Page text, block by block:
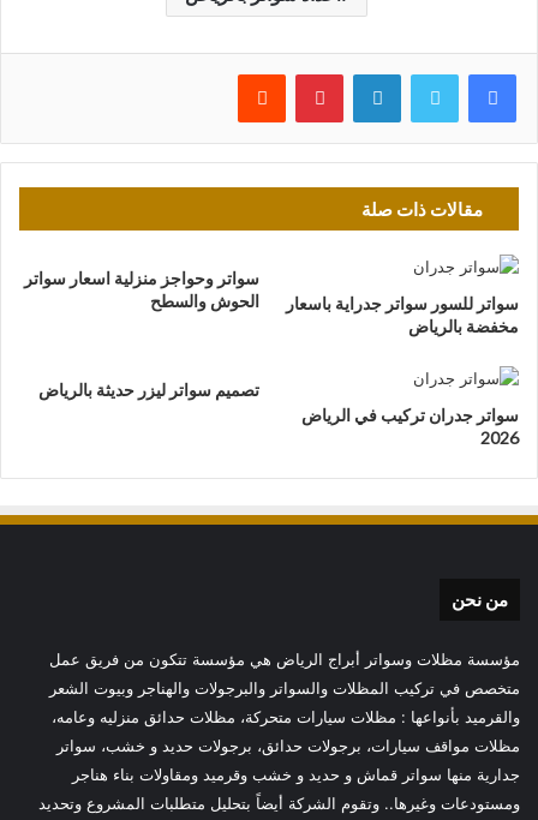
فيسبوك تويتر لينكدإن بينتيريست
مقالات ذات صلة
سواتر وحواجز منزلية اسعار سواتر
الحوش والسطح
سواتر للسور سواتر جدراية باسعار
مخفضة بالرياض
تصميم سواتر ليزر حديثة بالرياض
سواتر جدران تركيب في الرياض
2026
من نحن
مؤسسة مظلات وسواتر أبراج الرياض هي مؤسسة تتكون من فريق عمل
متخصص في تركيب المظلات والسواتر والبرجولات والهناجر وبيوت الشعر
والقرميد بأنواعها : مظلات سيارات متحركة، مظلات حدائق منزليه وعامه،
مظلات مواقف سيارات، برجولات حدائق، برجولات حديد و خشب، سواتر
جدارية منها سواتر قماش و حديد و خشب وقرميد ومقاولات بناء هناجر
ومستودعات وغيرها.. وتقوم الشركة أيضاً بتحليل متطلبات المشروع وتحديد